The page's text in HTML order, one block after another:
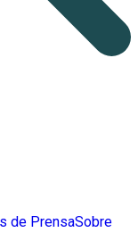
de PrensaSobre